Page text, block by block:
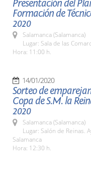
Presentación del
Formación de
2020
Salamanca (Salamanca)
Lugar: Sala de las
Hora: 11:00 h.
14/01/2020
Sorteo de
Copa de S.M. la
2020
Salamanca (Salamanca)
Lugar: Salón de Reinas.
Salamanca
Hora: 12:30 h.